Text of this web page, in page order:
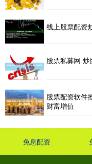
线上股票配资
股票私募网
股票配资软件
财富增值
免息配资